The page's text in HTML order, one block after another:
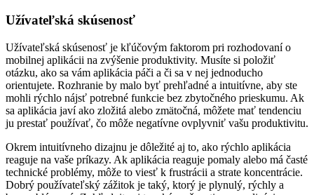
Užívateľská skúsenosť
Užívateľská skúsenosť je kľúčovým faktorom pri rozhodovaní o
mobilnej aplikácii na zvýšenie produktivity. Musíte si položiť
otázku, ako sa vám aplikácia páči a či sa v nej jednoducho
orientujete. Rozhranie by malo byť prehľadné a intuitívne, aby ste
mohli rýchlo nájsť potrebné funkcie bez zbytočného prieskumu. Ak
sa aplikácia javí ako zložitá alebo zmätočná, môžete mať tendenciu
ju prestať používať, čo môže negatívne ovplyvniť vašu produktivitu.
Okrem intuitívneho dizajnu je dôležité aj to, ako rýchlo aplikácia
reaguje na vaše príkazy. Ak aplikácia reaguje pomaly alebo má časté
technické problémy, môže to viesť k frustrácii a strate koncentrácie.
Dobrý používateľský zážitok je taký, ktorý je plynulý, rýchly a